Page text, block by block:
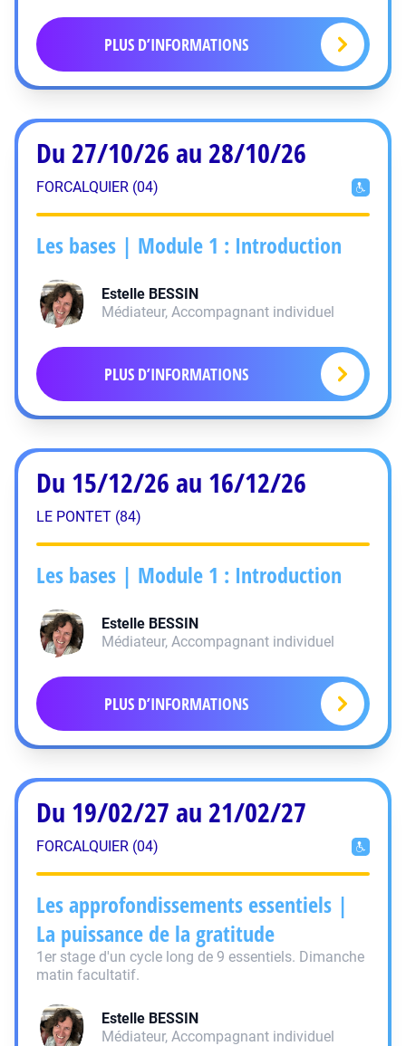
PLUS D’INFORMATIONS
Du 27/10/26 au 28/10/26
FORCALQUIER (04)
Les bases | Module 1 : Introduction
Estelle BESSIN
Médiateur, Accompagnant individuel
PLUS D’INFORMATIONS
Du 15/12/26 au 16/12/26
LE PONTET (84)
Les bases | Module 1 : Introduction
Estelle BESSIN
Médiateur, Accompagnant individuel
PLUS D’INFORMATIONS
Du 19/02/27 au 21/02/27
FORCALQUIER (04)
Les approfondissements essentiels |
La puissance de la gratitude
1er stage d'un cycle long de 9 essentiels. Dimanche
matin facultatif.
Estelle BESSIN
Médiateur, Accompagnant individuel